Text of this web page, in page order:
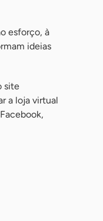
esforço, à
ideias
site
a loja virtual